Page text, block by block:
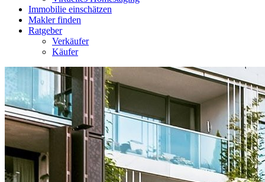
Immobilie einschätzen
Makler finden
Ratgeber
Verkäufer
Käufer